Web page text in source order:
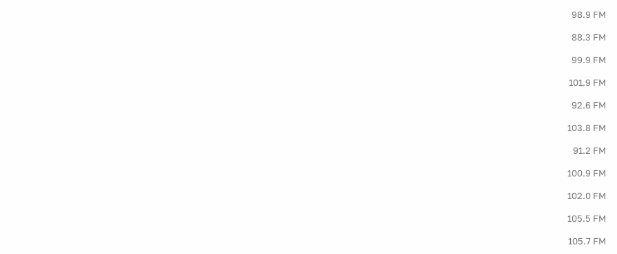
98.9 FM
88.3 FM
99.9 FM
101.9 FM
92.6 FM
103.8 FM
91.2 FM
100.9 FM
102.0 FM
105.5 FM
105.7 FM